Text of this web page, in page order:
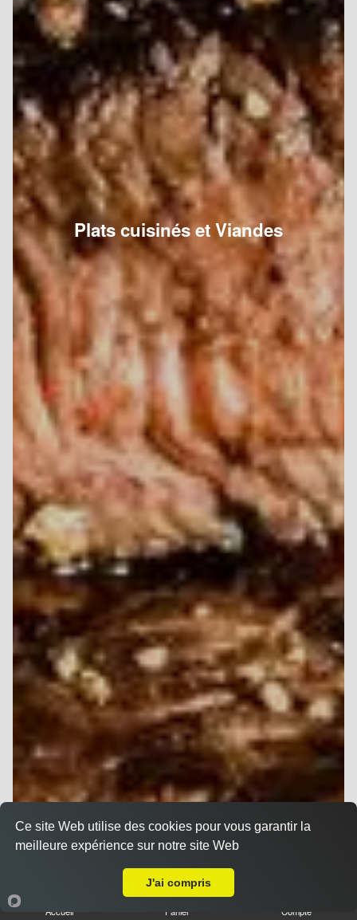
Plats cuisinés et Viandes
Accueil Panier Compte
Ce site Web utilise des cookies pour vous garantir la
meilleure expérience sur notre site Web
J'ai compris